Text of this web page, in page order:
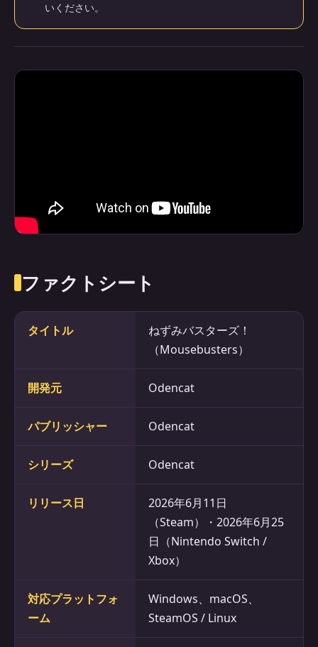
いください。
ファクトシート
タイトル
ねずみバスターズ！
（Mousebusters）
開発元 Odencat
パブリッシャー Odencat
シリーズ Odencat
リリース日
2026年6月11日
（Steam）・2026年6月25
日（Nintendo Switch /
Xbox）
対応プラットフォ
ーム
Windows、macOS、
SteamOS / Linux